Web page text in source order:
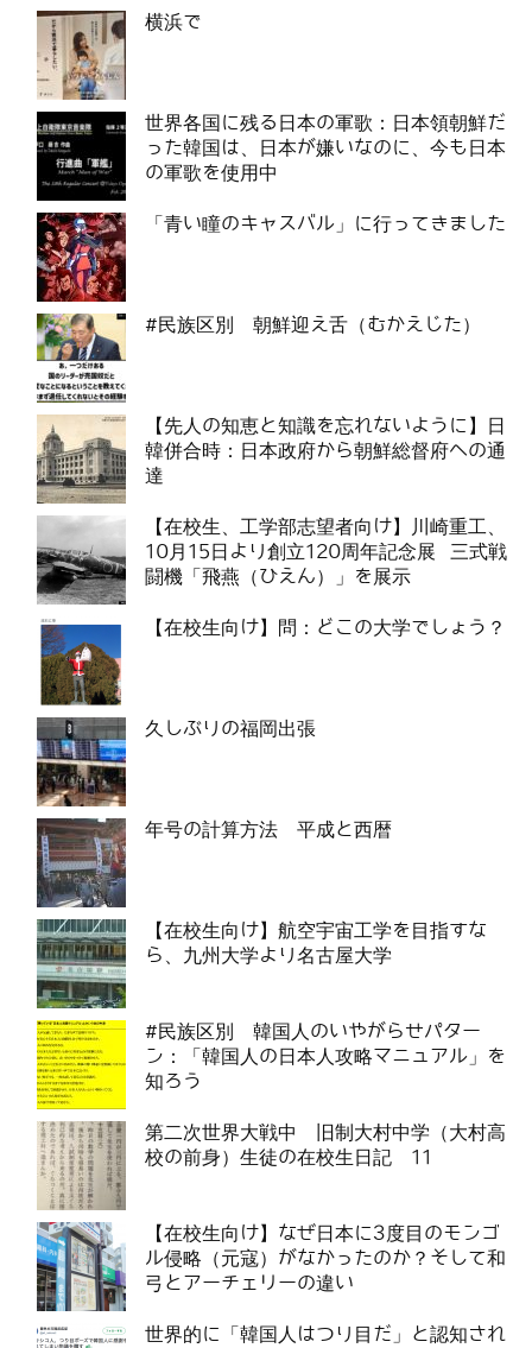
横浜で
世界各国に残る日本の軍歌：日本領朝鮮だ
った韓国は、日本が嫌いなのに、今も日本
の軍歌を使用中
「青い瞳のキャスバル」に行ってきました
#民族区別 朝鮮迎え舌（むかえじた）
【先人の知恵と知識を忘れないように】日
韓併合時：日本政府から朝鮮総督府への通
達
【在校生、工学部志望者向け】川崎重工、
10月15日より創立120周年記念展 三式戦
闘機「飛燕（ひえん）」を展示
【在校生向け】問：どこの大学でしょう？
久しぶりの福岡出張
年号の計算方法 平成と西暦
【在校生向け】航空宇宙工学を目指すな
ら、九州大学より名古屋大学
#民族区別 韓国人のいやがらせパター
ン：「韓国人の日本人攻略マニュアル」を
知ろう
第二次世界大戦中 旧制大村中学（大村高
校の前身）生徒の在校生日記 11
【在校生向け】なぜ日本に3度目のモンゴ
ル侵略（元寇）がなかったのか？そして和
弓とアーチェリーの違い
世界的に「韓国人はつり目だ」と認知され